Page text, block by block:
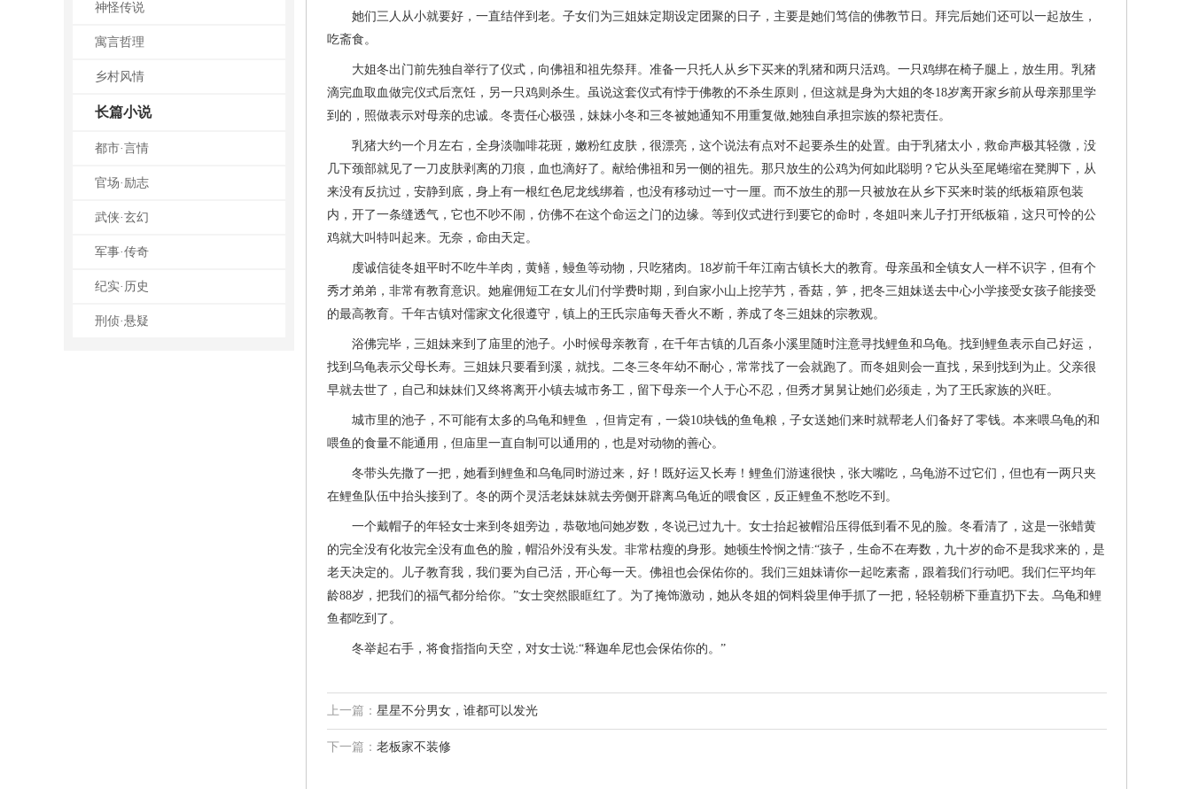
神怪传说
寓言哲理
乡村风情
长篇小说
都市·言情
官场·励志
武侠·玄幻
军事·传奇
纪实·历史
刑侦·悬疑
她们三人从小就要好，一直结伴到老。子女们为三姐妹定期设定团聚的日子，主要是她们笃信的佛教节日。拜完后她们还可以一起放生，
吃斋食。
大姐冬出门前先独自举行了仪式，向佛祖和祖先祭拜。准备一只托人从乡下买来的乳猪和两只活鸡。一只鸡绑在椅子腿上，放生用。乳猪
滴完血取血做完仪式后烹饪，另一只鸡则杀生。虽说这套仪式有悖于佛教的不杀生原则，但这就是身为大姐的冬18岁离开家乡前从母亲那里学
到的，照做表示对母亲的忠诚。冬责任心极强，妹妹小冬和三冬被她通知不用重复做,她独自承担宗族的祭祀责任。
乳猪大约一个月左右，全身淡咖啡花斑，嫩粉红皮肤，很漂亮，这个说法有点对不起要杀生的处置。由于乳猪太小，救命声极其轻微，没
几下颈部就见了一刀皮肤剥离的刀痕，血也滴好了。献给佛祖和另一侧的祖先。那只放生的公鸡为何如此聪明？它从头至尾蜷缩在凳脚下，从
来没有反抗过，安静到底，身上有一根红色尼龙线绑着，也没有移动过一寸一厘。而不放生的那一只被放在从乡下买来时装的纸板箱原包装
内，开了一条缝透气，它也不吵不闹，仿佛不在这个命运之门的边缘。等到仪式进行到要它的命时，冬姐叫来儿子打开纸板箱，这只可怜的公
鸡就大叫特叫起来。无奈，命由天定。
虔诚信徒冬姐平时不吃牛羊肉，黄鳝，鳗鱼等动物，只吃猪肉。18岁前千年江南古镇长大的教育。母亲虽和全镇女人一样不识字，但有个
秀才弟弟，非常有教育意识。她雇佣短工在女儿们付学费时期，到自家小山上挖芋艿，香菇，笋，把冬三姐妹送去中心小学接受女孩子能接受
的最高教育。千年古镇对儒家文化很遵守，镇上的王氏宗庙每天香火不断，养成了冬三姐妹的宗教观。
浴佛完毕，三姐妹来到了庙里的池子。小时候母亲教育，在千年古镇的几百条小溪里随时注意寻找鲤鱼和乌龟。找到鲤鱼表示自己好运，
找到乌龟表示父母长寿。三姐妹只要看到溪，就找。二冬三冬年幼不耐心，常常找了一会就跑了。而冬姐则会一直找，呆到找到为止。父亲很
早就去世了，自己和妹妹们又终将离开小镇去城市务工，留下母亲一个人于心不忍，但秀才舅舅让她们必须走，为了王氏家族的兴旺。
城市里的池子，不可能有太多的乌龟和鲤鱼 ，但肯定有，一袋10块钱的鱼龟粮，子女送她们来时就帮老人们备好了零钱。本来喂乌龟的和
喂鱼的食量不能通用，但庙里一直自制可以通用的，也是对动物的善心。
冬带头先撒了一把，她看到鲤鱼和乌龟同时游过来，好！既好运又长寿！鲤鱼们游速很快，张大嘴吃，乌龟游不过它们，但也有一两只夹
在鲤鱼队伍中抬头接到了。冬的两个灵活老妹妹就去旁侧开辟离乌龟近的喂食区，反正鲤鱼不愁吃不到。
一个戴帽子的年轻女士来到冬姐旁边，恭敬地问她岁数，冬说已过九十。女士抬起被帽沿压得低到看不见的脸。冬看清了，这是一张蜡黄
的完全没有化妆完全没有血色的脸，帽沿外没有头发。非常枯瘦的身形。她顿生怜悯之情:“孩子，生命不在寿数，九十岁的命不是我求来的，是
老天决定的。儿子教育我，我们要为自己活，开心每一天。佛祖也会保佑你的。我们三姐妹请你一起吃素斋，跟着我们行动吧。我们仨平均年
龄88岁，把我们的福气都分给你。”女士突然眼眶红了。为了掩饰激动，她从冬姐的饲料袋里伸手抓了一把，轻轻朝桥下垂直扔下去。乌龟和鲤
鱼都吃到了。
冬举起右手，将食指指向天空，对女士说:“释迦牟尼也会保佑你的。”
上一篇： 星星不分男女，谁都可以发光
下一篇： 老板家不装修